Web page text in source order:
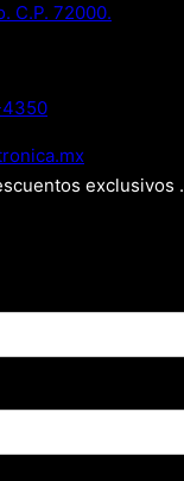
C.P. 72000.
exclusivos .